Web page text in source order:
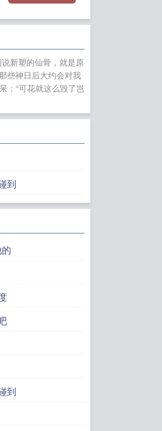
新塑的仙骨，就是原
些神日后大约会对我
：“可花就这么毁了岂
到
到